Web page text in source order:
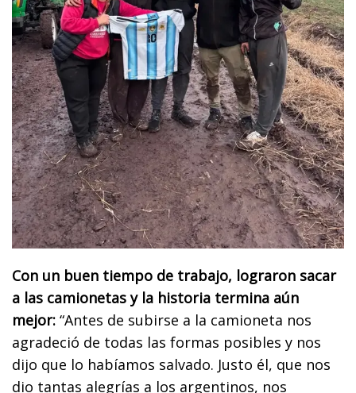
Con un buen tiempo de trabajo, lograron sacar
a las camionetas y la historia termina aún
mejor: “Antes de subirse a la camioneta nos
agradeció de todas las formas posibles y nos
dijo que lo habíamos salvado. Justo él, que nos
dio tantas alegrías a los argentinos, nos